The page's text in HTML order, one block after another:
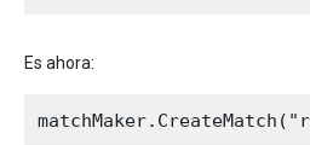
Es ahora: